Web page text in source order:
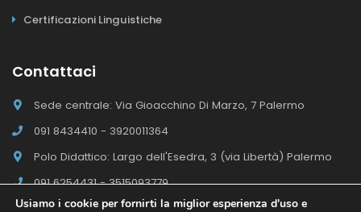
Certificazioni Linguistiche
Contattaci
Sede centrale: Via Gioacchino Di Marzo, 7 Palermo
091 8434410 - 3920011364
Polo Didattico: Largo dell'Esedra, 3 (via Libertà) Palermo
091 6254431 - 3515093779
Usiamo i cookie per fornirti la miglior esperienza d'uso e